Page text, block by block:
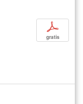
p
gratis